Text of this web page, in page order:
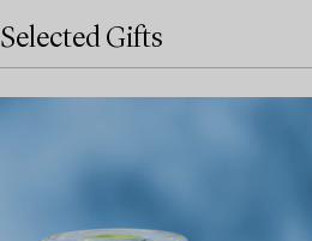
Selected Gifts